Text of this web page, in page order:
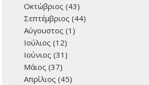
Οκτώβριος (43)
Σεπτέμβριος (44)
Αύγουστος (1)
Ιούλιος (12)
Ιούνιος (31)
Μάιος (37)
Απρίλιος (45)